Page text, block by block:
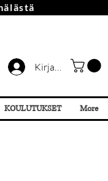
Kirjaudu
KOULUTUKSET More